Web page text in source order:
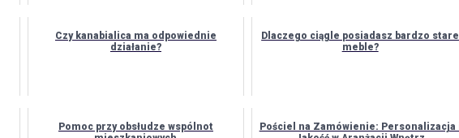
Czy kanabialica ma odpowiednie
działanie?
Dlaczego ciągle posiadasz bardzo stare
meble?
Pomoc przy obsłudze wspólnot
Pościel na Zamówienie: Personalizacja